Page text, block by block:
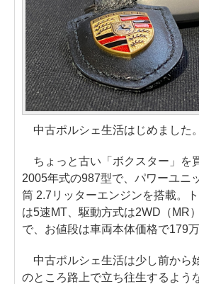
中古ポルシェ生活はじめました。
ちょっと古い「ボクスター」を
2005年式の987型で、パワーユニ
筒 2.7リッターエンジンを搭載。
は5速MT、駆動方式は2WD（MR
で、お値段は車両本体価格で179
中古ポルシェ生活は少し前から
のところ路上で立ち往生するよう